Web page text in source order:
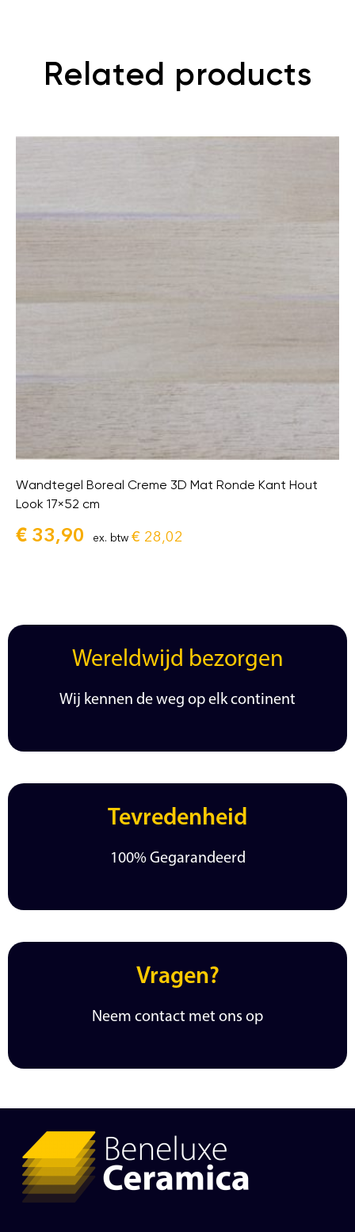
Related products
Wandtegel Boreal Creme 3D Mat Ronde Kant Hout
Look 17×52 cm
€ 33,90 ex. btw € 28,02
Wereldwijd bezorgen
Wij kennen de weg op elk continent
Tevredenheid
100% Gegarandeerd
Vragen?
Neem contact met ons op